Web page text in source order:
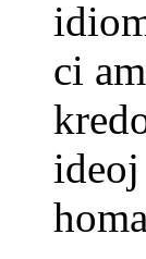
ci